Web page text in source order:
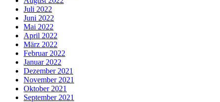
Juli 2022
Juni 2022
Mai 2022
April 2022
März 2022
Februar 2022
Januar 2022
Dezember 2021
November 2021
Oktober 2021
September 2021